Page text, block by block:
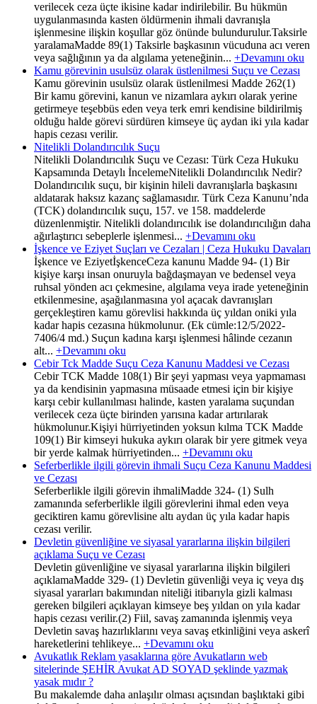
verilecek ceza üçte ikisine kadar indirilebilir. Bu hükmün
uygulanmasında kasten öldürmenin ihmali davranışla
işlenmesine ilişkin koşullar göz önünde bulundurulur.Taksirle
yaralamaMadde 89(1) Taksirle başkasının vücuduna acı veren
veya sağlığının ya da algılama yeteneğinin... +Devamını oku
Kamu görevinin usulsüz olarak üstlenilmesi Suçu ve Cezası
Kamu görevinin usulsüz olarak üstlenilmesi Madde 262(1)
Bir kamu görevini, kanun ve nizamlara aykırı olarak yerine
getirmeye teşebbüs eden veya terk emri kendisine bildirilmiş
olduğu halde görevi sürdüren kimseye üç aydan iki yıla kadar
hapis cezası verilir.
Nitelikli Dolandırıcılık Suçu
Nitelikli Dolandırıcılık Suçu ve Cezası: Türk Ceza Hukuku
Kapsamında Detaylı İncelemeNitelikli Dolandırıcılık Nedir?
Dolandırıcılık suçu, bir kişinin hileli davranışlarla başkasını
aldatarak haksız kazanç sağlamasıdır. Türk Ceza Kanunu’nda
(TCK) dolandırıcılık suçu, 157. ve 158. maddelerde
düzenlenmiştir. Nitelikli dolandırıcılık ise dolandırıcılığın daha
ağırlaştırıcı sebeplerle işlenmesi... +Devamını oku
İşkence ve Eziyet Suçları ve Cezaları | Ceza Hukuku Davaları
İşkence ve EziyetİşkenceCeza kanunu Madde 94- (1) Bir
kişiye karşı insan onuruyla bağdaşmayan ve bedensel veya
ruhsal yönden acı çekmesine, algılama veya irade yeteneğinin
etkilenmesine, aşağılanmasına yol açacak davranışları
gerçekleştiren kamu görevlisi hakkında üç yıldan oniki yıla
kadar hapis cezasına hükmolunur. (Ek cümle:12/5/2022-
7406/4 md.) Suçun kadına karşı işlenmesi hâlinde cezanın
alt... +Devamını oku
Cebir Tck Madde Suçu Ceza Kanunu Maddesi ve Cezası
Cebir TCK Madde 108(1) Bir şeyi yapması veya yapmaması
ya da kendisinin yapmasına müsaade etmesi için bir kişiye
karşı cebir kullanılması halinde, kasten yaralama suçundan
verilecek ceza üçte birinden yarısına kadar artırılarak
hükmolunur.Kişiyi hürriyetinden yoksun kılma TCK Madde
109(1) Bir kimseyi hukuka aykırı olarak bir yere gitmek veya
bir yerde kalmak hürriyetinden... +Devamını oku
Seferberlikle ilgili görevin ihmali Suçu Ceza Kanunu Maddesi
ve Cezası
Seferberlikle ilgili görevin ihmaliMadde 324- (1) Sulh
zamanında seferberlikle ilgili görevlerini ihmal eden veya
geciktiren kamu görevlisine altı aydan üç yıla kadar hapis
cezası verilir.
Devletin güvenliğine ve siyasal yararlarına ilişkin bilgileri
açıklama Suçu ve Cezası
Devletin güvenliğine ve siyasal yararlarına ilişkin bilgileri
açıklamaMadde 329- (1) Devletin güvenliği veya iç veya dış
siyasal yararları bakımından niteliği itibarıyla gizli kalması
gereken bilgileri açıklayan kimseye beş yıldan on yıla kadar
hapis cezası verilir.(2) Fiil, savaş zamanında işlenmiş veya
Devletin savaş hazırlıklarını veya savaş etkinliğini veya askerî
hareketlerini tehlikeye... +Devamını oku
Avukatlık Reklam yasaklarına göre Avukatların web
sitelerinde ŞEHİR Avukat AD SOYAD şeklinde yazmak
yasak mıdır ?
Bu makalemde daha anlaşılır olması açısından başlıktaki gibi